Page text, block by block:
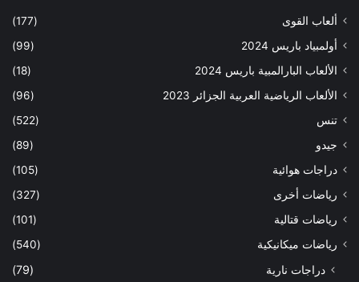
ألعاب القوى
(177)
أولمبياد باريس 2024
(99)
الألعاب البارالمبية باريس 2024
(18)
الألعاب الرياضية العربية الجزائر 2023
(96)
تنس
(522)
جيدو
(89)
دراجات هوائية
(105)
رياضات أخرى
(327)
رياضات قتالية
(101)
رياضات ميكانيكية
(540)
دراجات نارية
(79)